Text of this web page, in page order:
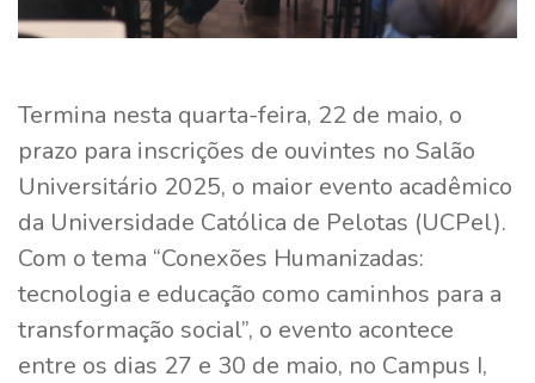
Termina nesta quarta-feira, 22 de maio, o
prazo para inscrições de ouvintes no Salão
Universitário 2025, o maior evento acadêmico
da Universidade Católica de Pelotas (UCPel).
Com o tema “Conexões Humanizadas:
tecnologia e educação como caminhos para a
transformação social”, o evento acontece
entre os dias 27 e 30 de maio, no Campus I,